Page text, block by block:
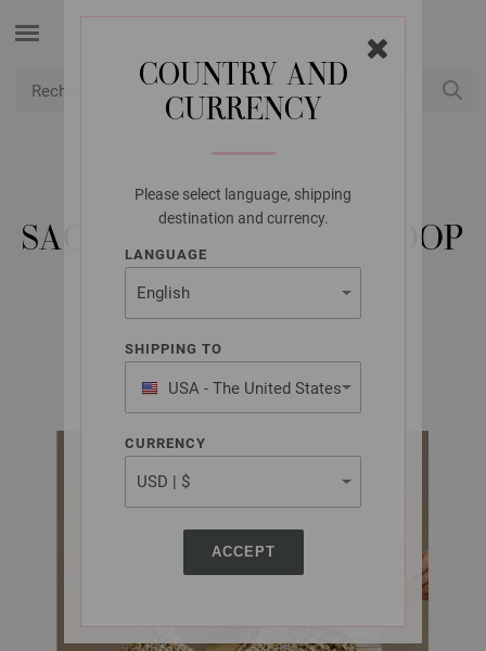
COUNTRY AND
CURRENCY
Please select language, shipping
destination and currency.
LANGUAGE
SHIPPING TO
USA - The United States
of America
CURRENCY
ACCEPT
LANA GROSSA
SAC CORBEILLE THE LOOP
& COSMO
Bags No. 2 | Modèle 16 / Tricot 36 Modèle 39